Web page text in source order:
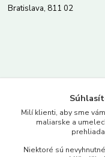
Bratislava, 811 02
www.merkantil.sk
Pondelok-Piatok: 9.00-
Milí klienti, aby sme
maliarske a
Niektoré sú